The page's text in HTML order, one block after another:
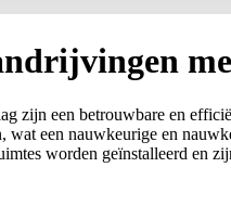
zijn een betrouwbare en
wat een nauwkeurige en
worden geïnstalleerd en